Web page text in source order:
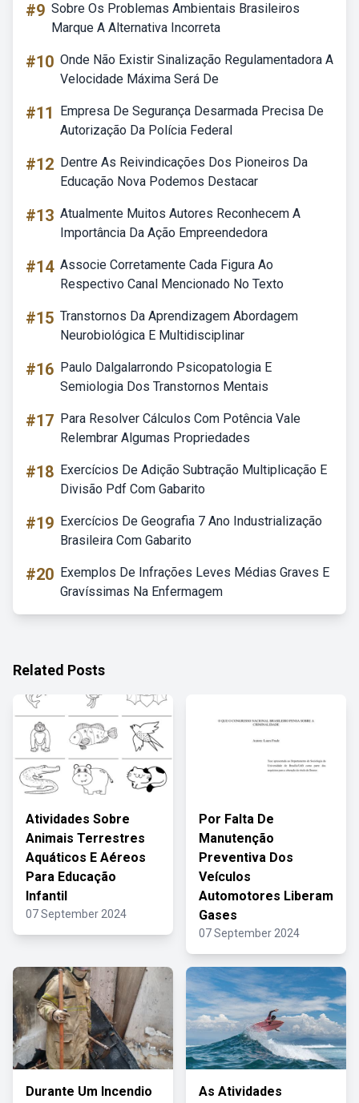
#9 Sobre Os Problemas Ambientais Brasileiros
Marque A Alternativa Incorreta
#10 Onde Não Existir Sinalização Regulamentadora A
Velocidade Máxima Será De
#11
Empresa De Segurança Desarmada Precisa De
Autorização Da Polícia Federal
#12 Dentre As Reivindicações Dos Pioneiros Da
Educação Nova Podemos Destacar
#13 Atualmente Muitos Autores Reconhecem A
Importância Da Ação Empreendedora
#14 Associe Corretamente Cada Figura Ao
Respectivo Canal Mencionado No Texto
#15 Transtornos Da Aprendizagem Abordagem
Neurobiológica E Multidisciplinar
#16 Paulo Dalgalarrondo Psicopatologia E
Semiologia Dos Transtornos Mentais
#17 Para Resolver Cálculos Com Potência Vale
Relembrar Algumas Propriedades
#18 Exercícios De Adição Subtração Multiplicação E
Divisão Pdf Com Gabarito
#19 Exercícios De Geografia 7 Ano Industrialização
Brasileira Com Gabarito
#20 Exemplos De Infrações Leves Médias Graves E
Gravíssimas Na Enfermagem
Related Posts
Atividades Sobre
Animais Terrestres
Aquáticos E Aéreos
Para Educação
Infantil
07 September 2024
Por Falta De
Manutenção
Preventiva Dos
Veículos
Automotores Liberam
Gases
07 September 2024
Durante Um Incendio As Atividades